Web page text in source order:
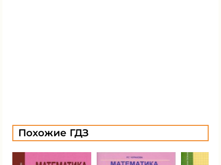
Похожие ГДЗ